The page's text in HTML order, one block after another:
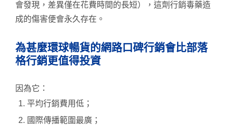
會發現，差異僅在花費時間的長短），這劑行銷毒藥造
成的傷害便會永久存在。
為甚麼環球暢貨的網路口碑行銷會比部落
格行銷更值得投資
因為它：
平均行銷費用低；
國際傳播範圍最廣；